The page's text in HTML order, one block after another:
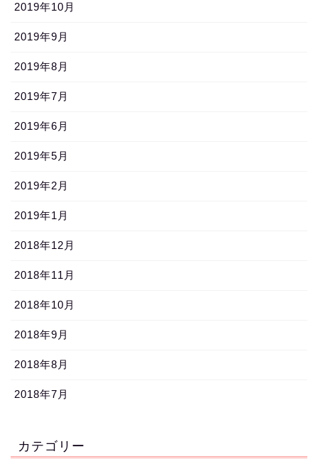
2019年10月
2019年9月
2019年8月
2019年7月
2019年6月
2019年5月
2019年2月
2019年1月
2018年12月
2018年11月
2018年10月
2018年9月
2018年8月
2018年7月
カテゴリー